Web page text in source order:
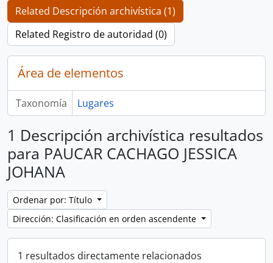
Related Descripción archivística (1)
Related Registro de autoridad (0)
Área de elementos
Taxonomía Lugares
1 Descripción archivística resultados
para PAUCAR CACHAGO JESSICA
JOHANA
Ordenar por: Título
Dirección: Clasificación en orden ascendente
1 resultados directamente relacionados